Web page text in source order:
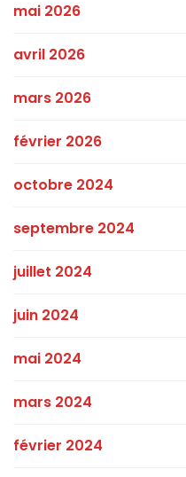
mai 2026
avril 2026
mars 2026
février 2026
octobre 2024
septembre 2024
juillet 2024
juin 2024
mai 2024
mars 2024
février 2024